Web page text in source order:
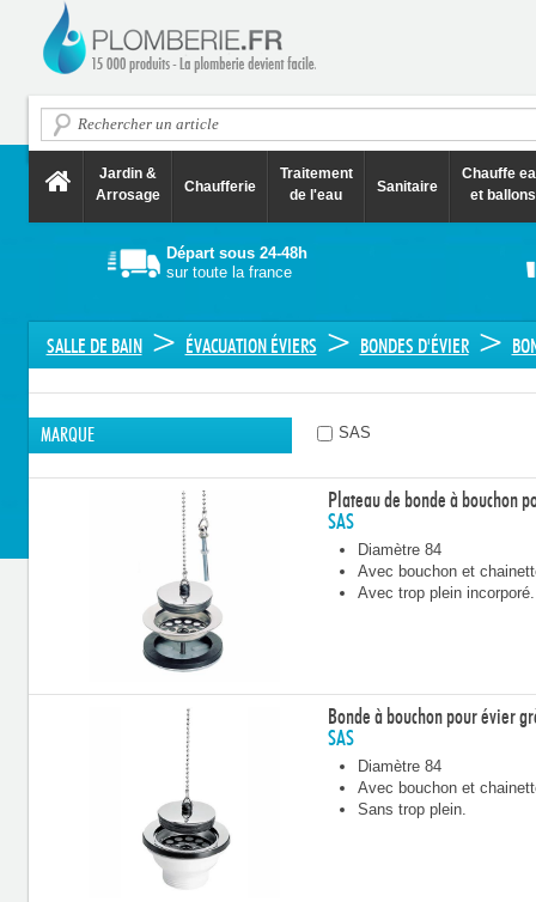
Jardin &
Arrosage
Chaufferie
Traitement
de l'eau
Sanitaire
Chauffe
et ballons
Départ sous 24-48h
sur toute la france
SALLE DE BAIN > ÉVACUATION ÉVIERS > BONDES D'ÉVIER >
MARQUE SAS
Plateau de bonde à bouchon
SAS
Diamètre 84
Avec bouchon et
Avec trop plein incorporé.
Bonde à bouchon pour évier
SAS
Diamètre 84
Avec bouchon et
Sans trop plein.